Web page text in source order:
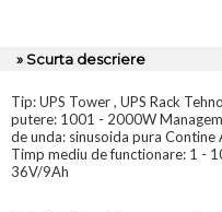
» Scurta descriere
Tip: UPS Tower , UPS Rack
putere: 1001 - 2000W
de unda: sinusoida pura Contine
Timp mediu de functionare: 1 -
36V/9Ah